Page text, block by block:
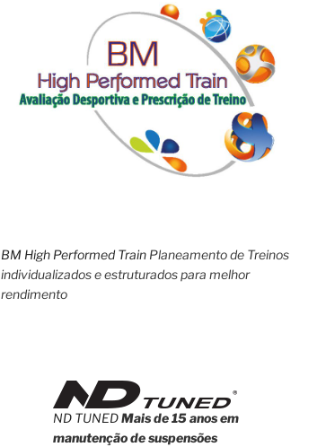
BM High Performed TrainPlaneamento de Treinos
individualizados e estruturados para melhor
rendimento
ND TUNEDMais de 15 anos em
manutenção de suspensões